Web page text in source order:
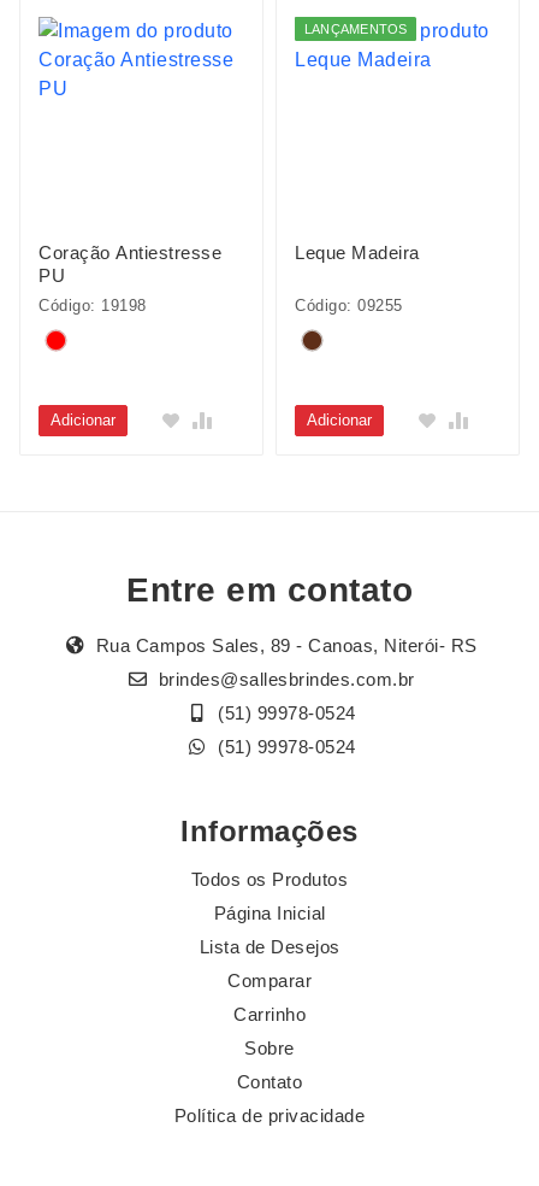
Coração Antiestresse
PU
Código: 19198
Adicionar
LANÇAMENTOS
Leque Madeira
Código: 09255
Adicionar
Entre em contato
Rua Campos Sales, 89 - Canoas, Niterói- RS
brindes@sallesbrindes.com.br
(51) 99978-0524
(51) 99978-0524
Informações
Todos os Produtos
Página Inicial
Lista de Desejos
Comparar
Carrinho
Sobre
Contato
Política de privacidade